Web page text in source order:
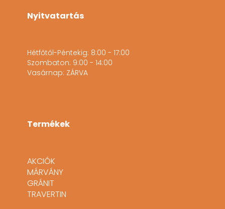
Nyitvatartás
Hétfőtől-Péntekig: 8:00 - 17:00
Szombaton: 9:00 - 14:00
Vasárnap: ZÁRVA
Termékek
AKCIÓK
MÁRVÁNY
GRÁNIT
TRAVERTIN